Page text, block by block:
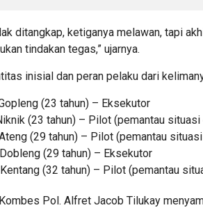
ditangkap, ketiganya melawan, tapi
tindakan tegas,” ujarnya.
inisial dan peran pelaku dari
(23 tahun) – Eksekutor
(23 tahun) – Pilot (pemantau situasi
(29 tahun) – Pilot (pemantau
(29 tahun) – Eksekutor
(32 tahun) – Pilot (pemantau
Pol. Alfret Jacob Tilukay